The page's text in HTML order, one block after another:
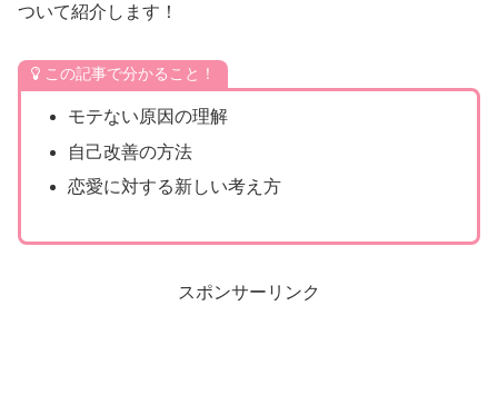
ついて紹介します！
この記事で分かること！
モテない原因の理解
自己改善の方法
恋愛に対する新しい考え方
スポンサーリンク